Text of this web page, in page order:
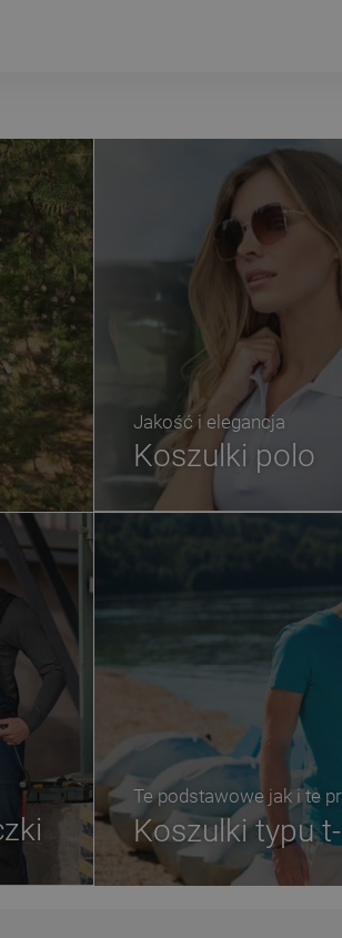
Jakość i elegancja
Koszulki polo
Te podstawowe jak i te
Koszulki typu